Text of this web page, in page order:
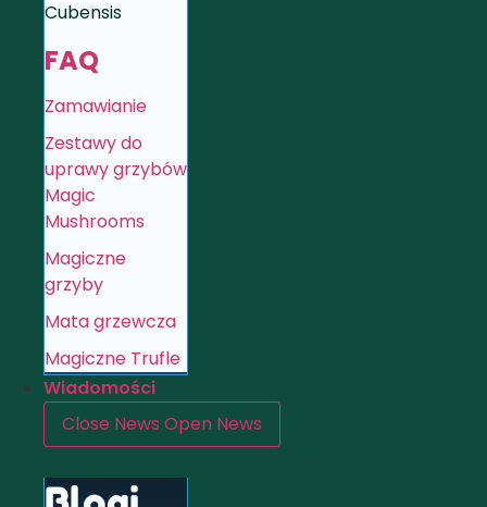
Cubensis
FAQ
Zamawianie
Zestawy do
uprawy grzybów
Magic
Mushrooms
Magiczne
grzyby
Mata grzewcza
Magiczne Trufle
Wiadomości
Close News Open News